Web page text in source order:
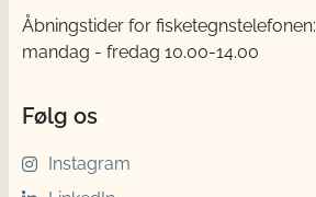
Åbningstider for fisketegnstelefonen:
mandag - fredag 10.00-14.00
Følg os
Instagram